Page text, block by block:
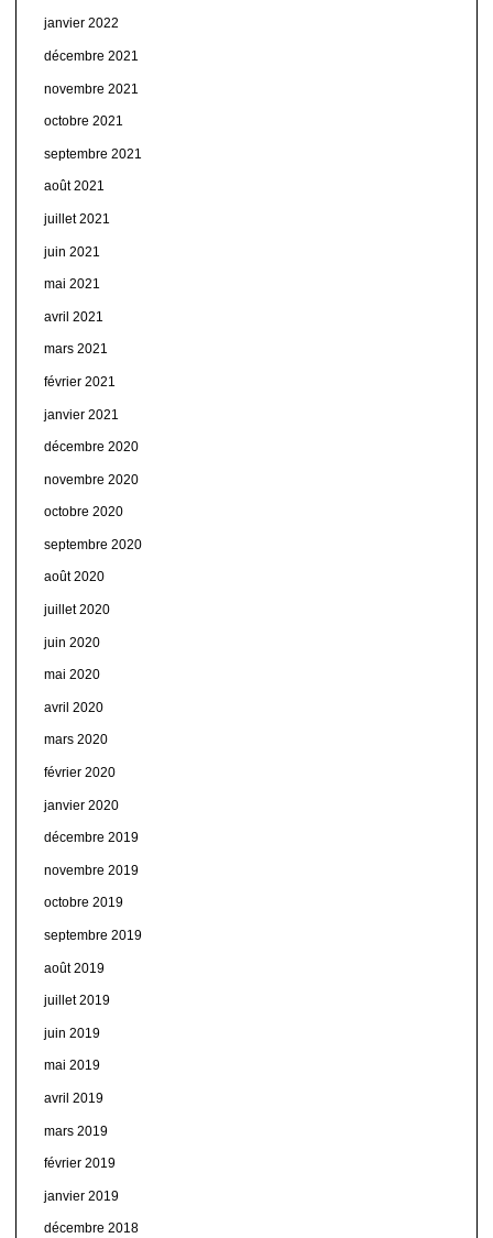
janvier 2022
décembre 2021
novembre 2021
octobre 2021
septembre 2021
août 2021
juillet 2021
juin 2021
mai 2021
avril 2021
mars 2021
février 2021
janvier 2021
décembre 2020
novembre 2020
octobre 2020
septembre 2020
août 2020
juillet 2020
juin 2020
mai 2020
avril 2020
mars 2020
février 2020
janvier 2020
décembre 2019
novembre 2019
octobre 2019
septembre 2019
août 2019
juillet 2019
juin 2019
mai 2019
avril 2019
mars 2019
février 2019
janvier 2019
décembre 2018